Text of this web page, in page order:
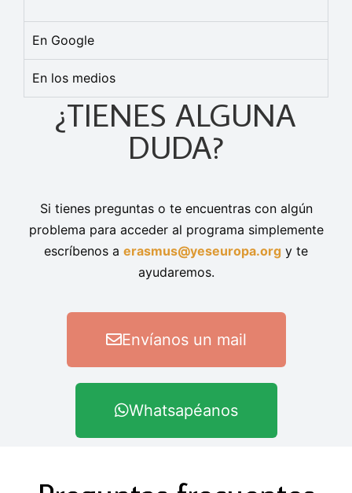
En Google
En los medios
¿TIENES ALGUNA
DUDA?
Si tienes preguntas o te encuentras con algún
problema para acceder al programa simplemente
escríbenos a erasmus@yeseuropa.org y te
ayudaremos.
Envíanos un mail
Whatsapéanos